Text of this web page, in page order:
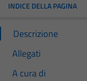
INDICE DELLA PAGINA
Descrizione
Allegati
A cura di